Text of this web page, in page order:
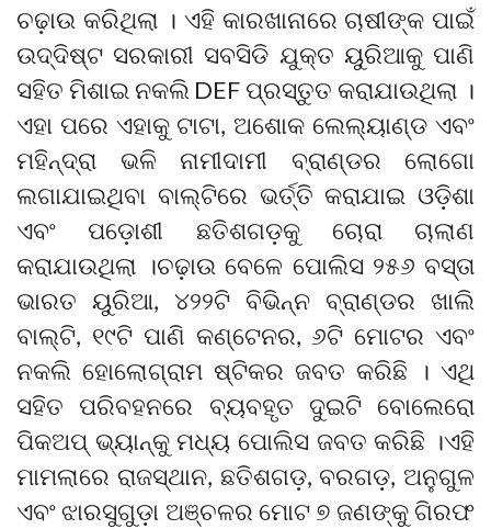
ଚଢ଼ାଉ କରିଥିଲା । ଏହି କାରଖାନାରେ ଚାଷୀଙ୍କ ପାଇଁ
ଉଦ୍ଦିଷ୍ଟ ସରକାରୀ ସବସିଡି ଯୁକ୍ତ ୟୁରିଆକୁ ପାଣି
ସହିତ ମିଶାଇ ନକଲି DEF ପ୍ରସ୍ତୁତ କରାଯାଉଥିଲା ।
ଏହା ପରେ ଏହାକୁ ଟାଟା, ଅଶୋକ ଲେଲ୍ୟାଣ୍ଡ ଏବଂ
ମହିନ୍ଦ୍ରା ଭଳି ନାମୀଦାମୀ ବ୍ରାଣ୍ଡର ଲୋଗୋ
ଲଗାଯାଇଥିବା ବାଲ୍ଟିରେ ଭର୍ତ୍ତି କରାଯାଇ ଓଡ଼ିଶା
ଏବଂ ପଡ଼ୋଶୀ ଛତିଶଗଡ଼କୁ ଚୋରା ଚାଲାଣ
କରାଯାଉଥିଲା ।ଚଢ଼ାଉ ବେଳେ ପୋଲିସ ୨୫୬ ବସ୍ତା
ଭାରତ ୟୁରିଆ, ୪୨୨ଟି ବିଭିନ୍ନ ବ୍ରାଣ୍ଡର ଖାଲି
ବାଲ୍ଟି, ୧୯ଟି ପାଣି କଣ୍ଟେନର, ୬ଟି ମୋଟର ଏବଂ
ନକଲି ହୋଲୋଗ୍ରାମ ଷ୍ଟିକର ଜବତ କରିଛି । ଏଥି
ସହିତ ପରିବହନରେ ବ୍ୟବହୃତ ଦୁଇଟି ବୋଲେରୋ
ପିକଅପ୍ ଭ୍ୟାନ୍‌କୁ ମଧ୍ୟ ପୋଲିସ ଜବତ କରିଛି ।ଏହି
ମାମଲାରେ ରାଜସ୍ଥାନ, ଛତିଶଗଡ଼, ବରଗଡ଼, ଅନୁଗୁଳ
ଏବଂ ଝାରସୁଗୁଡ଼ା ଅଞ୍ଚଳର ମୋଟ ୭ ଜଣଙ୍କୁ ଗିରଫ